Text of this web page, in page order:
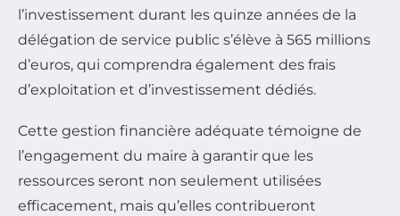
l’investissement durant les quinze années de la
délégation de service public s’élève à 565 millions
d’euros, qui comprendra également des frais
d’exploitation et d’investissement dédiés.
Cette gestion financière adéquate témoigne de
l’engagement du maire à garantir que les
ressources seront non seulement utilisées
efficacement, mais qu’elles contribueront